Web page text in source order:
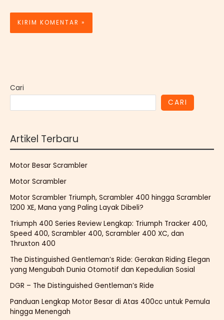
Cari
CARI
Artikel Terbaru
Motor Besar Scrambler
Motor Scrambler
Motor Scrambler Triumph, Scrambler 400 hingga Scrambler
1200 XE, Mana yang Paling Layak Dibeli?
Triumph 400 Series Review Lengkap: Triumph Tracker 400,
Speed 400, Scrambler 400, Scrambler 400 XC, dan
Thruxton 400
The Distinguished Gentleman’s Ride: Gerakan Riding Elegan
yang Mengubah Dunia Otomotif dan Kepedulian Sosial
DGR – The Distinguished Gentleman’s Ride
Panduan Lengkap Motor Besar di Atas 400cc untuk Pemula
hingga Menengah